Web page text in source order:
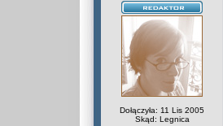
Dołączyła: 11 Lis 2005
Skąd: Legnica